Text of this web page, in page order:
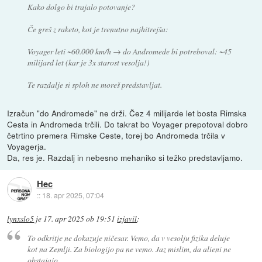
Kako dolgo bi trajalo potovanje?
Če greš z raketo, kot je trenutno najhitrejša:
Voyager leti ~60.000 km/h → do Andromede bi potreboval: ~45
milijard let (kar je 3x starost vesolja!)
Te razdalje si sploh ne moreš predstavljat.
Izračun "do Andromede" ne drži. Čez 4 milijarde let bosta Rimska
Cesta in Andromeda trčili. Do takrat bo Voyager prepotoval dobro
četrtino premera Rimske Ceste, torej bo Andromeda trčila v
Voyagerja.
Da, res je. Razdalj in nebesno mehaniko si težko predstavljamo.
Hec
:: 18. apr 2025, 07:04
lynxslo5 je 17. apr 2025 ob 19:51 izjavil:
To odkritje ne dokazuje ničesar. Vemo, da v vesolju fizika deluje
kot na Zemlji. Za biologijo pa ne vemo. Jaz mislim, da alieni ne